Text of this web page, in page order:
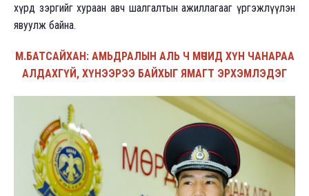
хүрд зэргийг хураан авч шалгалтын ажиллагааг үргэжлүүлэн
явуулж байна.
М.БАТСАЙХАН: АМЬДРАЛЫН АЛЬ Ч МӨЧИД ХҮН ЧАНАРАА
АЛДАХГҮЙ, ХҮНЭЭРЭЭ БАЙХЫГ ЯМАГТ ЭРХЭМЛЭДЭГ